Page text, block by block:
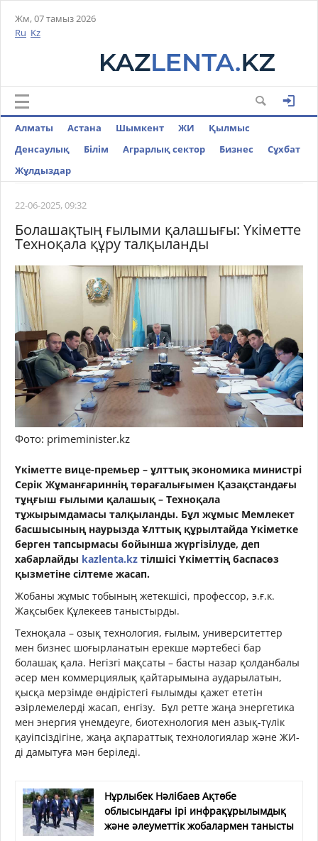
Жм, 07 тамыз 2026
Ru Kz
Алматы Астана Шымкент ЖИ
Қылмыс
Денсаулық
Білім Аграрлық сектор Бизнес
Cұхбат
Жұлдыздар
22-06-2025, 09:32
Болашақтың ғылыми қалашығы: Үкіметте
Техноқала құру талқыланды
Фото: primeminister.kz
Үкіметте вице-премьер – ұлттық экономика министрі
Серік Жұманғариннің төрағалығымен Қазақстандағы
тұңғыш ғылыми қалашық – Техноқала
тұжырымдамасы талқыланды. Бұл жұмыс Мемлекет
басшысының наурызда Ұлттық құрылтайда Үкіметке
берген тапсырмасы бойынша жүргізілуде, деп
хабарлайды kazlenta.kz тілшісі Үкіметтің баспасөз
қызметіне сілтеме жасап.
Жобаны жұмыс тобының жетекшісі, профессор, э.ғ.к.
Жақсыбек Құлекеев таныстырды.
Техноқала – озық технология, ғылым, университеттер
мен бизнес шоғырланатын ерекше мәртебесі бар
болашақ қала. Негізгі мақсаты – басты назар қолданбалы
әсер мен коммерциялық қайтарымына аударылатын,
қысқа мерзімде өндірістегі ғылымды қажет ететін
әзірлемелерді жасап, енгізу. Бұл ретте жаңа энергетика
мен энергия үнемдеуге, биотехнология мен азық-түлік
қауіпсіздігіне, жаңа ақпараттық технологиялар және ЖИ-
ді дамытуға мән беріледі.
Нұрлыбек Нәлібаев Ақтөбе
облысындағы ірі инфрақұрылымдық
және әлеуметтік жобалармен танысты